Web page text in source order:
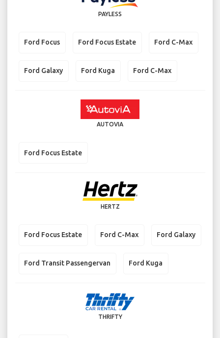
PAYLESS
Ford Focus Ford Focus Estate Ford C-Max
Ford Galaxy Ford Kuga Ford C-Max
AUTOVIA
Ford Focus Estate
HERTZ
Ford Focus Estate Ford C-Max Ford Galaxy
Ford Transit Passengervan Ford Kuga
THRIFTY